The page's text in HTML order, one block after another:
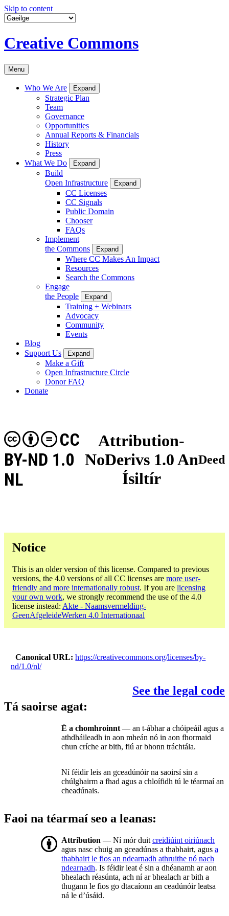
Skip to content
Creative Commons
Menu
Who We Are Expand
Strategic Plan
Team
Governance
Opportunities
Annual Reports & Financials
History
Press
What We Do
Expand
Build
Open Infrastructure
Expand
CC Licenses
CC Signals
Public Domain
Chooser
FAQs
Implement
the Commons
Expand
Where CC Makes An Impact
Resources
Search the Commons
Engage
the People
Expand
Training + Webinars
Advocacy
Community
Events
Blog
Support Us
Expand
Make a Gift
Open Infrastructure Circle
Donor FAQ
Donate
Attribution-
NoDerivs 1.0 An
Ísiltír
CC
BY-ND 1.0
NL
Deed
Notice
This is an older version of this license. Compared to previous
versions, the 4.0 versions of all CC licenses are more user-
friendly and more internationally robust. If you are licensing
your own work, we strongly recommend the use of the 4.0
license instead: Akte - Naamsvermelding-
GeenAfgeleideWerken 4.0 Internationaal
Canonical URL
https://creativecommons.org/licenses/by-
nd/1.0/nl/
See the legal code
Tá saoirse agat:
É a chomhroinnt — an t-ábhar a chóipeáil agus a
athdháileadh in aon mheán nó in aon fhormaid
chun críche ar bith, fiú ar bhonn tráchtála.
Ní féidir leis an gceadúnóir na saoirsí sin a
chúlghairm a fhad agus a chloífidh tú le téarmaí an
cheadúnais.
Faoi na téarmaí seo a leanas:
Attribution — Ní mór duit creidiúint oiriúnach
agus nasc chuig an gceadúnas a thabhairt, agus a
thabhairt le fios an ndearnadh athruithe nó nach
ndearnadh. Is féidir leat é sin a dhéanamh ar aon
bhealach réasúnta, ach ní ar bhealach ar bith a
thugann le fios go dtacaíonn an ceadúnóir leatsa
ná le d’úsáid.